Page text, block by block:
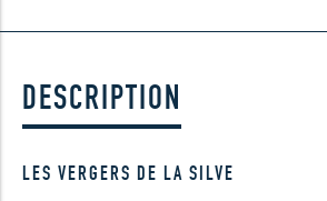
DESCRIPTION
LES VERGERS DE LA SILVE